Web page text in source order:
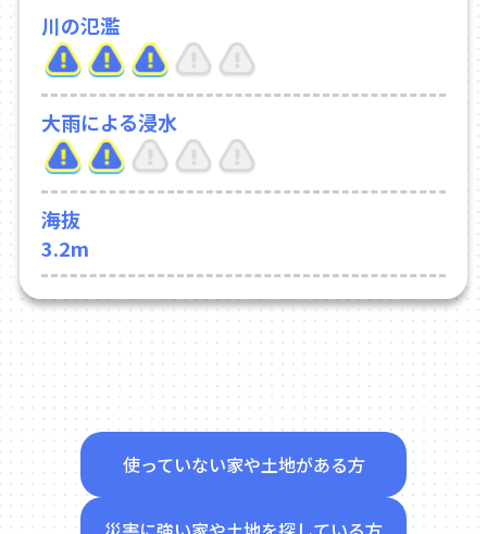
川の氾濫
大雨による浸水
海抜
3.2m
使っていない家や土地がある方